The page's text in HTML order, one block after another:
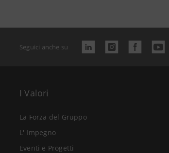
Seguici anche su
I Valori
La Forza del Gruppo
L' Impegno
Eventi e Progetti